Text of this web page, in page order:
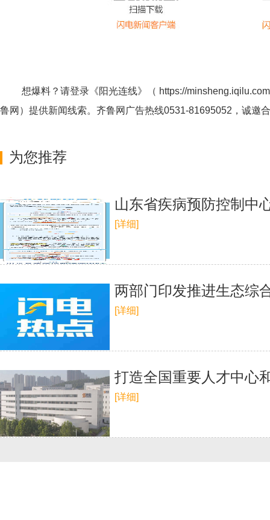
想爆料？请登录《阳光连线》（ https://
鲁网 ）提供新闻线索。齐鲁网广告热线0531-81695052 ，诚邀
为您推荐
山东省疾病预防控制中
[详细]
两部门印发推进生态综
[详细]
打造全国重要人才中心
[详细]